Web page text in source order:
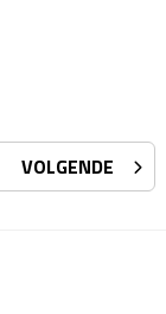
VOLGENDE